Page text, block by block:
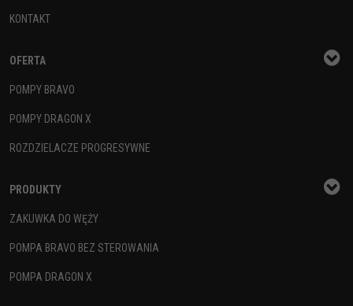
KONTAKT
OFERTA
POMPY BRAVO
POMPY DRAGON X
ROZDZIELACZE PROGRESYWNE
PRODUKTY
ZAKUWKA DO WĘŻY
POMPA BRAVO BEZ STEROWANIA
POMPA DRAGON X